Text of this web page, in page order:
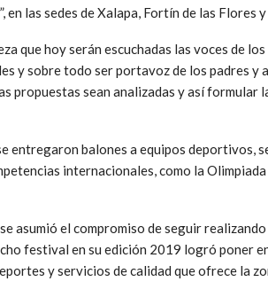
en las sedes de Xalapa, Fortín de las Flores
que hoy serán escuchadas las voces de
y sobre todo ser portavoz de los padres y
propuestas sean analizadas y así formular
entregaron balones a equipos deportivos,
internacionales, como la
asumió el compromiso de seguir
festival en su edición 2019 logró poner
y servicios de calidad que ofrece la